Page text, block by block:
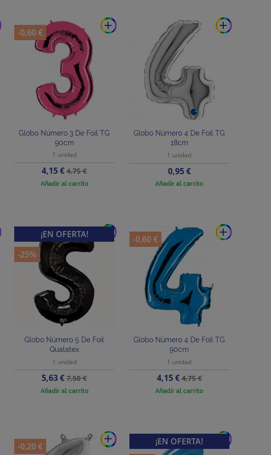
add
Globo Número 3 De Foil TG
90cm
1 unidad
Precio
4,15 €Precio
base
4,75 €
Añadir al carrito
-0,60 €
add
Globo Número 4 De Foil TG
18cm
1 unidad
Precio
0,95 €
Añadir al carrito
add
Globo Número 5 De Foil
Qualatex
1 unidad
Precio
5,63 €Precio
base
7,50 €
Añadir al carrito
¡EN OFERTA!
-25%
add
Globo Número 4 De Foil TG
90cm
1 unidad
Precio
4,15 €Precio
base
4,75 €
Añadir al carrito
-0,60 €
add
-0,20 € ¡EN OFERTA!